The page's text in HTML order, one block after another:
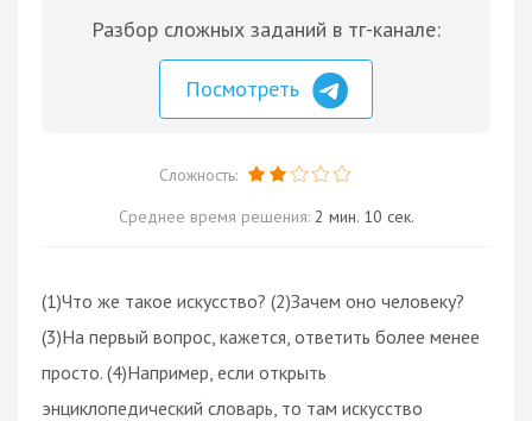
Разбор сложных заданий в тг-канале:
Посмотреть
Сложность:
Среднее время решения: 2 мин. 10 сек.
(1)Что же такое искусство? (2)Зачем оно человеку?
(3)На первый вопрос, кажется, ответить более менее
просто. (4)Например, если открыть
энциклопедический словарь, то там искусство